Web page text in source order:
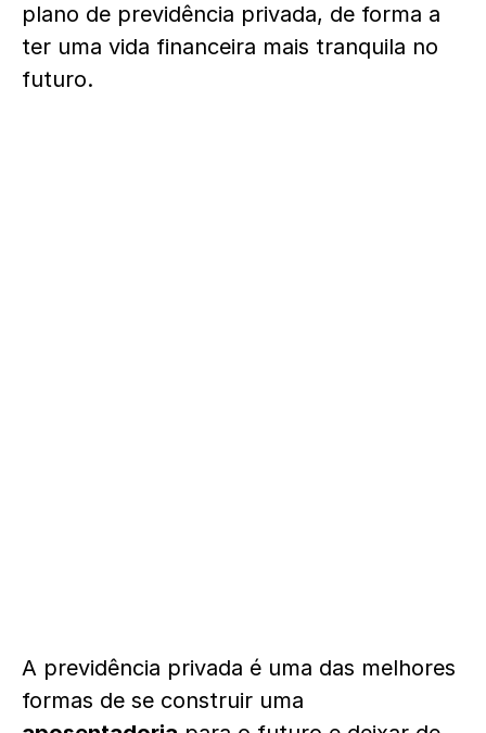
plano de previdência privada, de forma a
ter uma vida financeira mais tranquila no
futuro.
A previdência privada é uma das melhores
formas de se construir uma